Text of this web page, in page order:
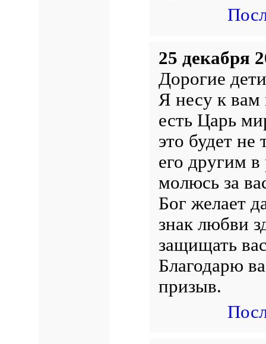
25 декабря
Дорогие
Я несу к
есть Царь
это будет не
его другим
молюсь за
Бог желает
знак любви
защищать
Благодарю
призыв.